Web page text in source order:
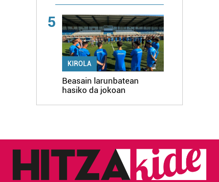
5
KIROLA
Beasain larunbatean
hasiko da jokoan